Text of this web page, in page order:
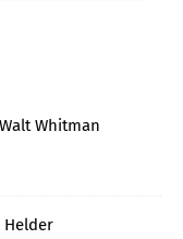
Whitman
Helder